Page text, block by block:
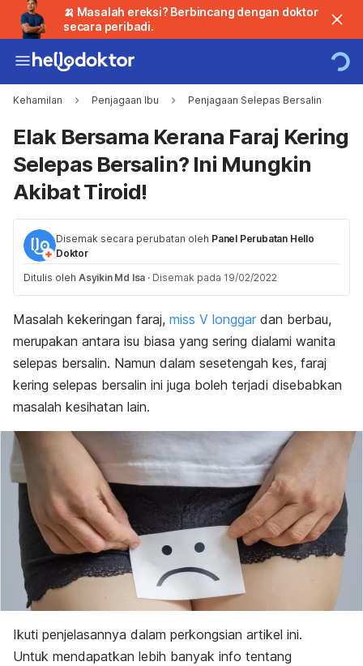
🍌 Masalah ereksi? Berbincang dengan doktor
secara peribadi.
Kehamilan Penjagaan Ibu Penjagaan Selepas Bersalin
Elak Bersama Kerana Faraj Kering
Selepas Bersalin? Ini Mungkin
Akibat Tiroid!
Disemak secara perubatan oleh Panel Perubatan Hello
Doktor
Ditulis oleh Asyikin Md Isa · Disemak pada 19/02/2022
Masalah kekeringan faraj, miss V longgar dan berbau,
merupakan antara isu biasa yang sering dialami wanita
selepas bersalin. Namun dalam sesetengah kes, faraj
kering selepas bersalin ini juga boleh terjadi disebabkan
masalah kesihatan lain.
Ikuti penjelasannya dalam perkongsian artikel ini.
Untuk mendapatkan lebih banyak info tentang